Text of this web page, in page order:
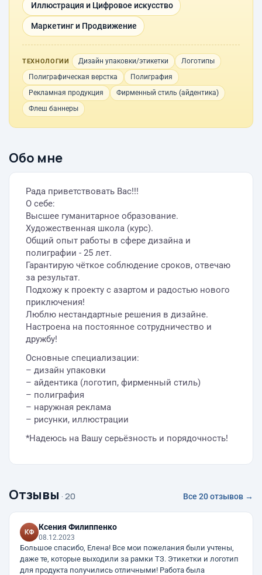
Иллюстрация и Цифровое искусство
Маркетинг и Продвижение
ТЕХНОЛОГИИ Дизайн упаковки/этикетки
Логотипы
Полиграфическая верстка
Полиграфия
Рекламная продукция
Фирменный стиль (айдентика)
Флеш баннеры
Обо мне
Рада приветствовать Вас!!!
О себе:
Высшее гуманитарное образование.
Художественная школа (курс).
Общий опыт работы в сфере дизайна и
полиграфии - 25 лет.
Гарантирую чёткое соблюдениe сроков, отвечаю
за результат.
Подхожу к проекту с азартом и радостью нового
приключения!
Люблю нестандартные решения в дизайне.
Настроена на постоянное сотрудничество и
дружбу!
Основные специализации:
– дизайн упаковки
– айдентика (логотип, фирменный стиль)
– полиграфия
– наружная реклама
– рисунки, иллюстрации
*Надеюсь на Вашу серьёзность и порядочность!
Отзывы · 20 Все 20 отзывов →
Ксения Филиппенко
08.12.2023
Большое спасибо, Елена! Все мои пожелания были учтены,
даже те, которые выходили за рамки ТЗ. Этикетки и логотип
для продукта получились отличными! Работа была